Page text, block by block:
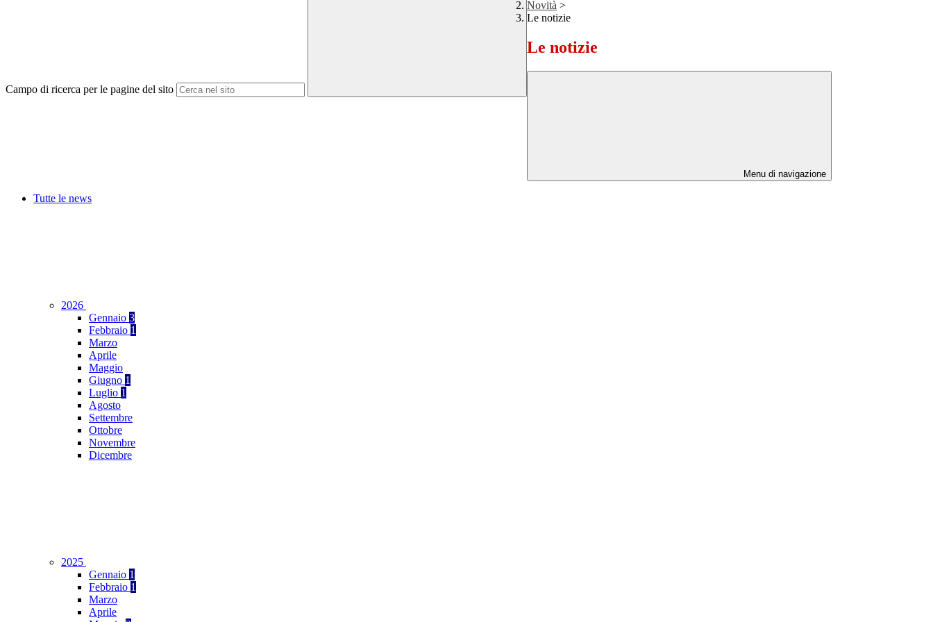
Campo di ricerca per le pagine del sito
Novità >
Le notizie
Le notizie
Menu di navigazione
Tutte le news
2026
Gennaio 3
Febbraio 1
Marzo
Aprile
Maggio
Giugno 1
Luglio 1
Agosto
Settembre
Ottobre
Novembre
Dicembre
2025
Gennaio 1
Febbraio 1
Marzo
Aprile